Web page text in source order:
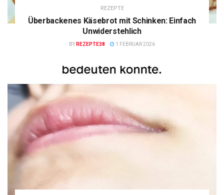
REZEPTE
Überbackenes Käsebrot mit Schinken: Einfach
Unwiderstehlich
BY REZEPTE38 1 FEBRUAR 2026